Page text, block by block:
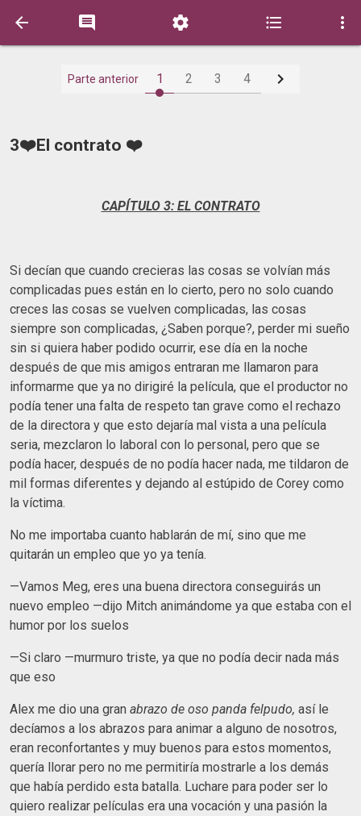
    
Parte anterior 1 2 3 4 
3❤️El contrato ❤️
CAPÍTULO 3: EL CONTRATO
Si decían que cuando crecieras las cosas se volvían más
complicadas pues están en lo cierto, pero no solo cuando
creces las cosas se vuelven complicadas, las cosas
siempre son complicadas, ¿Saben porque?, perder mi sueño
sin si quiera haber podido ocurrir, ese día en la noche
después de que mis amigos entraran me llamaron para
informarme que ya no dirigiré la película, que el productor no
podía tener una falta de respeto tan grave como el rechazo
de la directora y que esto dejaría mal vista a una película
seria, mezclaron lo laboral con lo personal, pero que se
podía hacer, después de no podía hacer nada, me tildaron de
mil formas diferentes y dejando al estúpido de Corey como
la víctima.
No me importaba cuanto hablarán de mí, sino que me
quitarán un empleo que yo ya tenía.
—Vamos Meg, eres una buena directora conseguirás un
nuevo empleo —dijo Mitch animándome ya que estaba con el
humor por los suelos
—Si claro —murmuro triste, ya que no podía decir nada más
que eso
Alex me dio una gran abrazo de oso panda felpudo, así le
decíamos a los abrazos para animar a alguno de nosotros,
eran reconfortantes y muy buenos para estos momentos,
quería llorar pero no me permitiría mostrarle a los demás
que había perdido esta batalla. Luchare para poder ser lo
quiero realizar películas era una vocación y una pasión la